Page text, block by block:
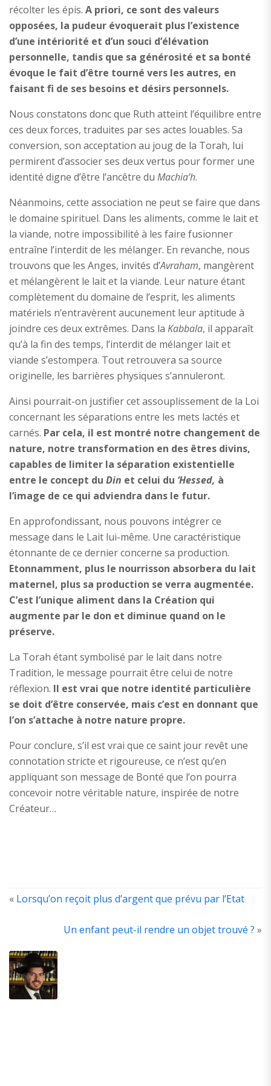
récolter les épis. A priori, ce sont des valeurs
opposées, la pudeur évoquerait plus l’existence
d’une intériorité et d’un souci d’élévation
personnelle, tandis que sa générosité et sa bonté
évoque le fait d’être tourné vers les autres, en
faisant fi de ses besoins et désirs personnels.
Nous constatons donc que Ruth atteint l’équilibre entre
ces deux forces, traduites par ses actes louables. Sa
conversion, son acceptation au joug de la Torah, lui
permirent d’associer ses deux vertus pour former une
identité digne d’être l’ancêtre du Machia’h.
Néanmoins, cette association ne peut se faire que dans
le domaine spirituel. Dans les aliments, comme le lait et
la viande, notre impossibilité à les faire fusionner
entraîne l’interdit de les mélanger. En revanche, nous
trouvons que les Anges, invités d’Avraham, mangèrent
et mélangèrent le lait et la viande. Leur nature étant
complètement du domaine de l’esprit, les aliments
matériels n’entravèrent aucunement leur aptitude à
joindre ces deux extrêmes. Dans la Kabbala, il apparaît
qu’à la fin des temps, l’interdit de mélanger lait et
viande s’estompera. Tout retrouvera sa source
originelle, les barrières physiques s’annuleront.
Ainsi pourrait-on justifier cet assouplissement de la Loi
concernant les séparations entre les mets lactés et
carnés. Par cela, il est montré notre changement de
nature, notre transformation en des êtres divins,
capables de limiter la séparation existentielle
entre le concept du Din et celui du ‘Hessed, à
l’image de ce qui adviendra dans le futur.
En approfondissant, nous pouvons intégrer ce
message dans le Lait lui-même. Une caractéristique
étonnante de ce dernier concerne sa production.
Etonnamment, plus le nourrisson absorbera du lait
maternel, plus sa production se verra augmentée.
C’est l’unique aliment dans la Création qui
augmente par le don et diminue quand on le
préserve.
La Torah étant symbolisé par le lait dans notre
Tradition, le message pourrait être celui de notre
réflexion. Il est vrai que notre identité particulière
se doit d’être conservée, mais c’est en donnant que
l’on s’attache à notre nature propre.
Pour conclure, s’il est vrai que ce saint jour revêt une
connotation stricte et rigoureuse, ce n’est qu’en
appliquant son message de Bonté que l’on pourra
concevoir notre véritable nature, inspirée de notre
Créateur…
« Lorsqu’on reçoit plus d’argent que prévu par l’Etat
Un enfant peut-il rendre un objet trouvé ? »
ABOUT